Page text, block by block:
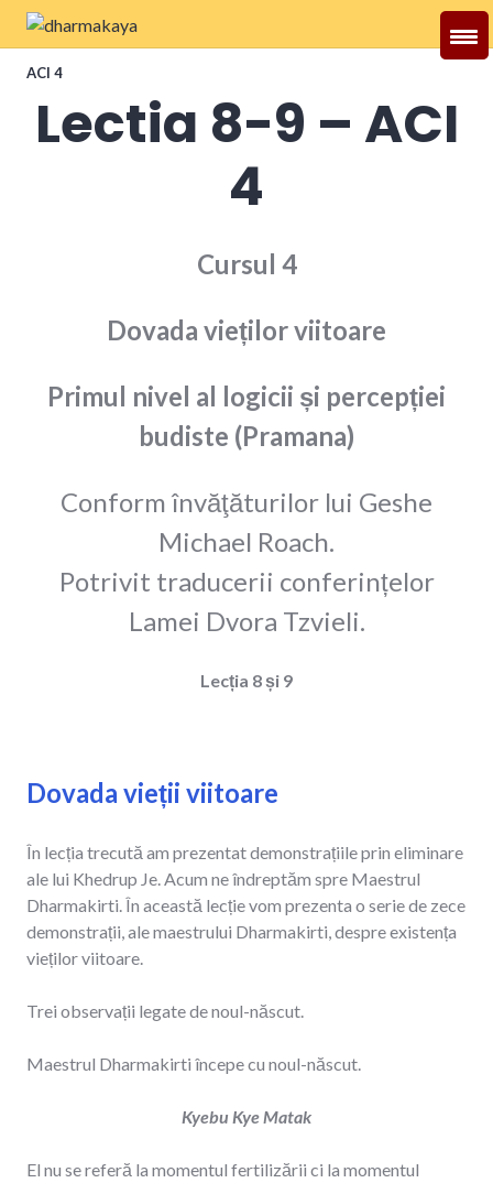
Skip
content
Dharmakaya
ACI 4
Lectia 8-9 – ACI
4
Cursul 4
Dovada vieților viitoare
Primul nivel al logicii și percepției
budiste (Pramana)
Conform învăţăturilor lui Geshe
Michael Roach.
Potrivit traducerii conferințelor
Lamei Dvora Tzvieli.
Lecția 8 și 9
Dovada vieții viitoare
În lecția trecută am prezentat demonstrațiile prin eliminare
ale lui Khedrup Je. Acum ne îndreptăm spre Maestrul
Dharmakirti. În această lecție vom prezenta o serie de zece
demonstrații, ale maestrului Dharmakirti, despre existența
vieților viitoare.
Trei observații legate de noul-născut.
Maestrul Dharmakirti începe cu noul-născut.
Kyebu Kye Matak
El nu se referă la momentul fertilizării ci la momentul